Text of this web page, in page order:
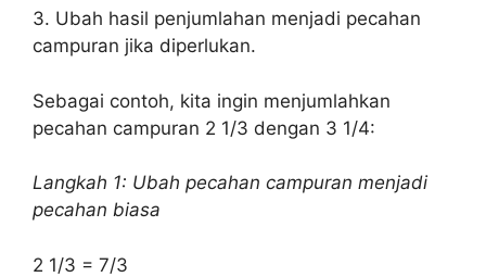
3. Ubah hasil penjumlahan menjadi pecahan
campuran jika diperlukan.
Sebagai contoh, kita ingin menjumlahkan
pecahan campuran 2 1/3 dengan 3 1/4:
Langkah 1: Ubah pecahan campuran menjadi
pecahan biasa
2 1/3 = 7/3